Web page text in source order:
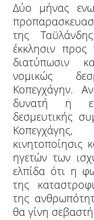
Δύο μήνας
της
έκκλησιν προς
διατύπωσιν
νομικώς
Κοπεγχάγην.
δυνατή η
δεσμευτικής
ηγετών των
ελπίδα ότι η
της
της
θα γίνη